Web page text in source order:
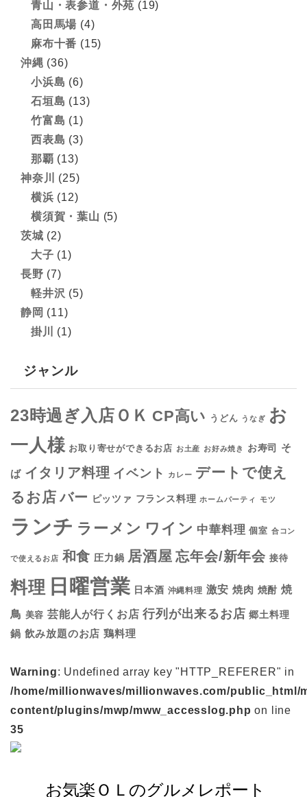
青山・表参道・外苑 (19)
高田馬場 (4)
麻布十番 (15)
沖縄 (36)
小浜島 (6)
石垣島 (13)
竹富島 (1)
西表島 (3)
那覇 (13)
神奈川
(25)
横浜 (12)
横須賀・葉山 (5)
茨城 (2)
大子 (1)
長野 (7)
軽井沢 (5)
静岡 (11)
掛川
(1)
ジャンル
23時過ぎ入店ＯＫ CP高い うどん うなぎ お
一人様 お取り寄せができるお店 お土産 お好み焼き お寿司 そ
ば イタリア料理 イベント カレー デートで使え
るお店 バー ピッツァ フランス料理 ホームパーティ モツ
ランチ ラーメン ワイン 中華料理 個室 合コン
で使えるお店 和食 圧力鍋 居酒屋 忘年会/新年会 接待
料理 日曜営業 日本酒 沖縄料理 激安 焼肉 焼酎 焼
鳥 美容 芸能人が行くお店 行列が出来るお店 郷土料理
鍋 飲み放題のお店 鶏料理
Warning: Undefined array key "HTTP_REFERER" in
/home/millionwaves/millionwaves.com/public_html/
content/plugins/mwp/mww_accesslog.php on line
35